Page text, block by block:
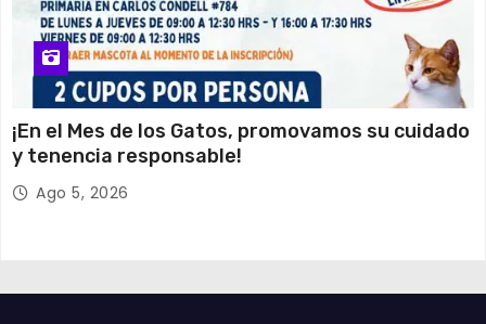
¡En el Mes de los Gatos, promovamos su cuidado
y tenencia responsable!
Ago 5, 2026